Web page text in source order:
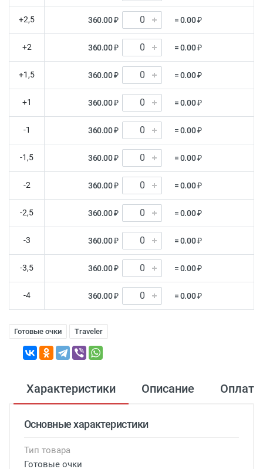
+2,5 360.00 ₽ = 0.00 ₽
+2 360.00 ₽ = 0.00 ₽
+1,5 360.00 ₽ = 0.00 ₽
+1 360.00 ₽ = 0.00 ₽
-1 360.00 ₽ = 0.00 ₽
-1,5 360.00 ₽ = 0.00 ₽
-2 360.00 ₽ = 0.00 ₽
-2,5 360.00 ₽ = 0.00 ₽
-3 360.00 ₽ = 0.00 ₽
-3,5 360.00 ₽ = 0.00 ₽
-4 360.00 ₽ = 0.00 ₽
Готовые очки Traveler
Характеристики Описание Оплата
Основные характеристики
Тип товара
Готовые очки